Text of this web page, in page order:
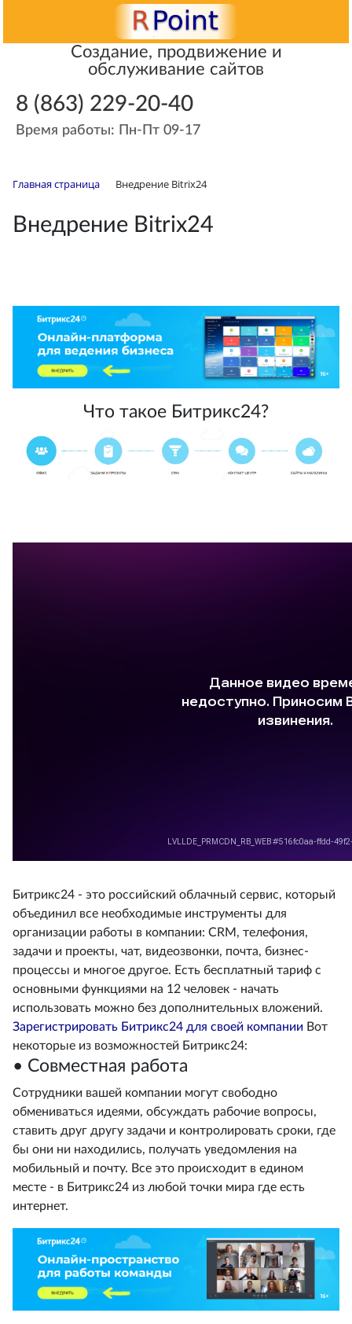
Создание, продвижение и
обслуживание сайтов
8 (863) 229-20-40
Время работы: Пн-Пт 09-17
Главная страница Внедрение Bitrix24
Внедрение Bitrix24
Что такое Битрикс24?
Битрикс24 - это российский облачный сервис, который
объединил все необходимые инструменты для
организации работы в компании: CRM, телефония,
задачи и проекты, чат, видеозвонки, почта, бизнес-
процессы и многое другое. Есть бесплатный тариф с
основными функциями на 12 человек - начать
использовать можно без дополнительных вложений.
Зарегистрировать Битрикс24 для своей компании Вот
некоторые из возможностей Битрикс24:
• Совместная работа
Сотрудники вашей компании могут свободно
обмениваться идеями, обсуждать рабочие вопросы,
ставить друг другу задачи и контролировать сроки, где
бы они ни находились, получать уведомления на
мобильный и почту. Все это происходит в едином
месте - в Битрикс24 из любой точки мира где есть
интернет.